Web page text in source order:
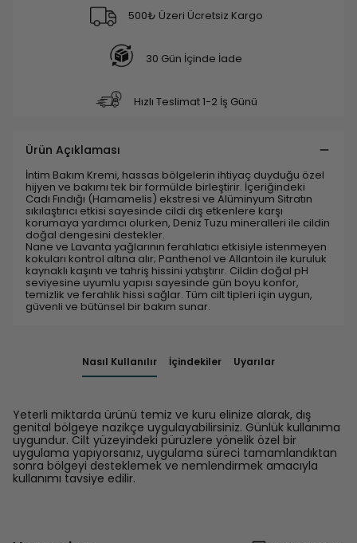
500₺ Üzeri Ücretsiz Kargo
30 Gün İçinde İade
Hızlı Teslimat 1-2 İş Günü
Ürün Açıklaması
İntim Bakım Kremi, hassas bölgelerin ihtiyaç duyduğu özel
hijyen ve bakımı tek bir formülde birleştirir. İçeriğindeki
Cadı Fındığı (Hamamelis) ekstresi ve Alüminyum Sitratın
sıkılaştırıcı etkisi sayesinde cildi dış etkenlere karşı
korumaya yardımcı olurken, Deniz Tuzu mineralleri ile cildin
doğal dengesini destekler.
Nane ve Lavanta yağlarının ferahlatıcı etkisiyle istenmeyen
kokuları kontrol altına alır; Panthenol ve Allantoin ile kuruluk
kaynaklı kaşıntı ve tahriş hissini yatıştırır. Cildin doğal pH
seviyesine uyumlu yapısı sayesinde gün boyu konfor,
temizlik ve ferahlık hissi sağlar. Tüm cilt tipleri için uygun,
güvenli ve bütünsel bir bakım sunar.
Nasıl Kullanılır İçindekiler Uyarılar
Yeterli miktarda ürünü temiz ve kuru elinize alarak, dış
genital bölgeye nazikçe uygulayabilirsiniz. Günlük kullanıma
uygundur. Cilt yüzeyindeki pürüzlere yönelik özel bir
uygulama yapıyorsanız, uygulama süreci tamamlandıktan
sonra bölgeyi desteklemek ve nemlendirmek amacıyla
kullanımı tavsiye edilir.